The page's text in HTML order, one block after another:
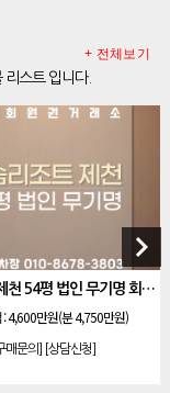
스트 입니다.
+ 전체보기
리솜리조트 제천 54평 법인 무기명 회원제
4,750만원)
청]
한화
keyboard_arrow_right